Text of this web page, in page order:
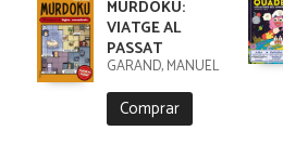
MURDOKU:
VIATGE AL
PASSAT
GARAND, MANUEL
Comprar